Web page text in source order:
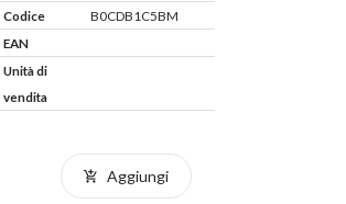
Codice
B0CDB1C5BM
EAN
Unità di
vendita
Aggiungi